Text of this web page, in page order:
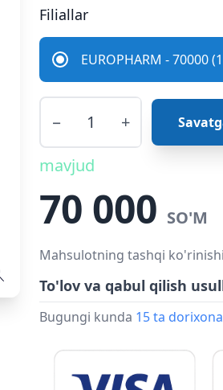
Filiallar
EUROPHARM - 70000
− +
mavjud
70 000 SO'M
Mahsulotning tashqi
To'lov va qabul qilish
Bugungi kunda 15 ta